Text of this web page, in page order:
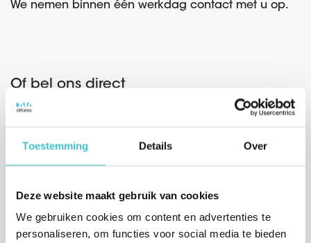
Toestemming Details Over
Deze website maakt gebruik van cookies
We gebruiken cookies om content en advertenties te
personaliseren, om functies voor social media te bieden
We nemen binnen één werkdag contact met u op.
Of bel ons direct
België
Nederland(afdeling verkoop)